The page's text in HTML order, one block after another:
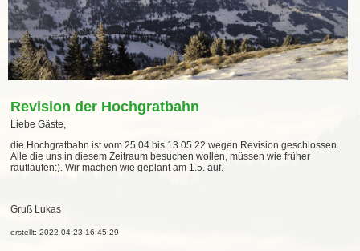
Revision der Hochgratbahn
Liebe Gäste,
die Hochgratbahn ist vom 25.04 bis 13.05.22 wegen Revision geschlossen.
Alle die uns in diesem Zeitraum besuchen wollen, müssen wie früher
rauflaufen:). Wir machen wie geplant am 1.5. auf.
Gruß Lukas
erstellt: 2022-04-23 16:45:29